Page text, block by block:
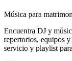
Música para
Encuentra DJ y
repertorios, equipos
servicio y playlist